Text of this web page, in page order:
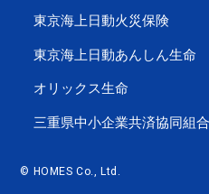
東京海上日動火災保険
東京海上日動あんしん生命
オリックス生命
三重県中小企業共済協同組合
© HOMES Co., Ltd.